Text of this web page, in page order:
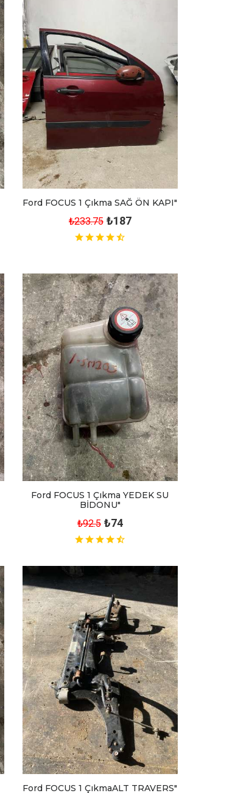
Ford FOCUS 1 Çıkma SAĞ ÖN KAPI"
₺233.75 ₺187
Ford FOCUS 1 Çıkma YEDEK SU
BİDONU"
₺92.5 ₺74
Ford FOCUS 1 ÇıkmaALT TRAVERS"